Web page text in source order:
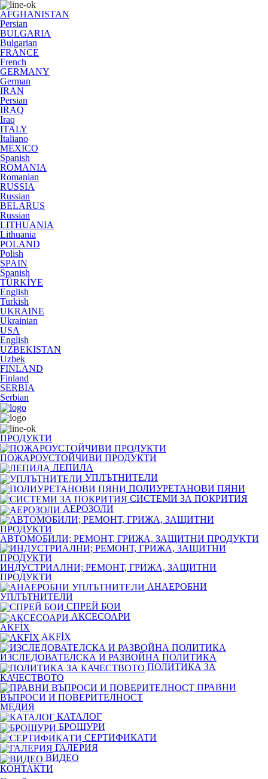
AFGHANISTAN
Persian
BULGARIA
Bulgarian
FRANCE
French
GERMANY
German
IRAN
Persian
IRAQ
Iraq
ITALY
Italiano
MEXICO
Spanish
ROMANIA
Romanian
RUSSIA
Russian
BELARUS
Russian
LITHUANIA
Lithuania
POLAND
Polish
SPAIN
Spanish
TÜRKİYE
English
Turkish
UKRAINE
Ukrainian
USA
English
UZBEKISTAN
Uzbek
FINLAND
Finland
SERBIA
Serbian
ПРОДУКТИ
ПОЖАРОУСТОЙЧИВИ ПРОДУКТИ
ЛЕПИЛА
УПЛЪТНИТЕЛИ
ПОЛИУРЕТАНОВИ ПЯНИ
СИСТЕМИ ЗА ПОКРИТИЯ
АЕРОЗОЛИ
АВТОМОБИЛИ; РЕМОНТ, ГРИЖА, ЗАЩИТНИ ПРОДУКТИ
ИНДУСТРИАЛНИ; РЕМОНТ, ГРИЖА, ЗАЩИТНИ
ПРОДУКТИ
АНАЕРОБНИ
УПЛЪТНИТЕЛИ
СПРЕЙ БОИ
АКСЕСОАРИ
AKFİX
AKFİX
ИЗСЛЕДОВАТЕЛСКА И РАЗВОЙНА ПОЛИТИКА
ПОЛИТИКА ЗА
КАЧЕСТВОТО
ПРАВНИ
ВЪПРОСИ И ПОВЕРИТЕЛНОСТ
МЕДИЯ
КАТАЛОГ
БРОШУРИ
СЕРТИФИКАТИ
ГАЛЕРИЯ
ВИДЕО
КОНТАКТИ